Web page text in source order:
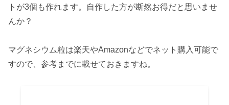
トが3個も作れます。自作した方が断然お得だと思いませ
んか？
マグネシウム粒は楽天やAmazonなどでネット購入可能で
すので、参考までに載せておきますね。